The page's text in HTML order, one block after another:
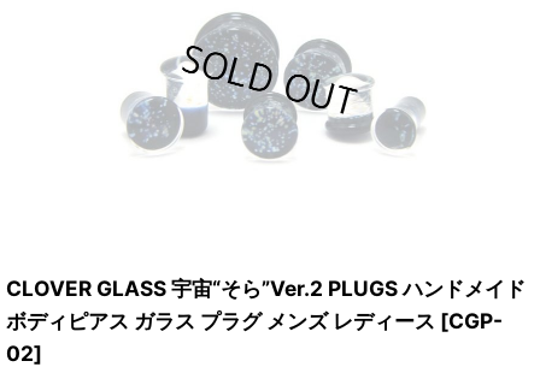
CLOVER GLASS 宇宙“そら”Ver.2 PLUGS ハンドメイド
ボディピアス ガラス プラグ メンズ レディース [CGP-
02]